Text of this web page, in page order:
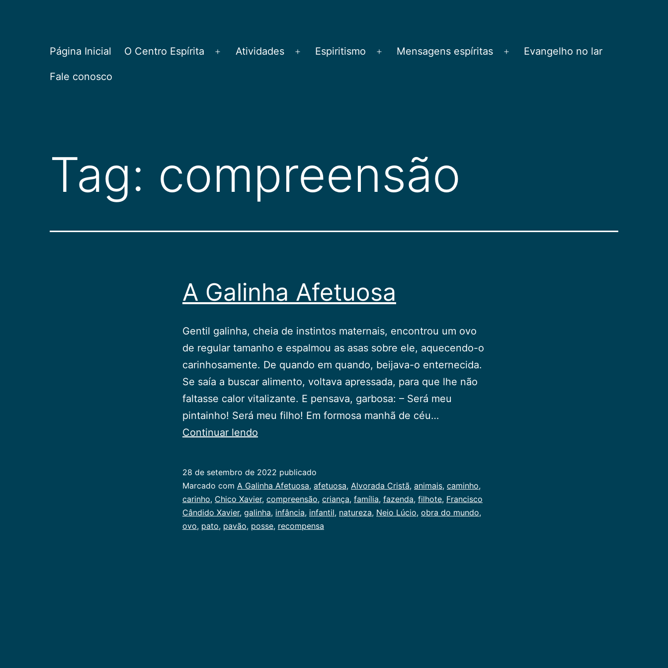
CEPAC
Página Inicial O Centro Espírita
Abrir
Atividades
Abrir
Espiritismo
Abrir
Mensagens espíritas
Abrir
Evangelho no lar
Fale conosco
Tag: compreensão
A Galinha Afetuosa
Gentil galinha, cheia de instintos maternais, encontrou um ovo
de regular tamanho e espalmou as asas sobre ele, aquecendo-o
carinhosamente. De quando em quando, beijava-o enternecida.
Se saía a buscar alimento, voltava apressada, para que lhe não
faltasse calor vitalizante. E pensava, garbosa: – Será meu
pintainho! Será meu filho! Em formosa manhã de céu…
Continuar lendo
28 de setembro de 2022 publicado
Categorizado
como
Infancia
Marcado com A Galinha Afetuosa, afetuosa, Alvorada Cristã, animais, caminho,
carinho, Chico Xavier, compreensão, criança, família, fazenda, filhote, Francisco
Cândido Xavier, galinha, infância, infantil, natureza, Neio Lúcio, obra do mundo,
ovo, pato, pavão, posse, recompensa